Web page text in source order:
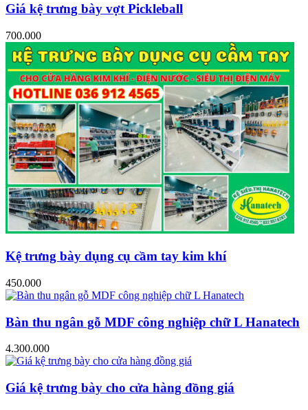
Giá kệ trưng bày vợt Pickleball
700.000
Kệ trưng bày dụng cụ cầm tay kim khí
450.000
Bàn thu ngân gỗ MDF công nghiệp chữ L Hanatech
4.300.000
Giá kệ trưng bày cho cửa hàng đồng giá